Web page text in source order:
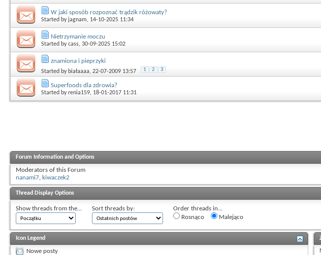
W jaki sposób rozpoznać trądzik różowaty?
Started by jagnam, 14-10-2025 11:34
Nietrzymanie moczu
Started bycass, 30-09-2025 15:02
znamiona i pieprzyki
Started by białaaaa, 22-07-2009 13:57 1 2 3
Superfoods dla zdrowia?
Started byrenia159, 18-01-2017 11:31
Forum Information and Options
Moderators of this Forum
nanami7, kiwaczek2
Thread Display Options
Show threads from the... Sort threads by:
Order threads in...
Rosnąco
Malejąco
Icon Legend
Nowe posty